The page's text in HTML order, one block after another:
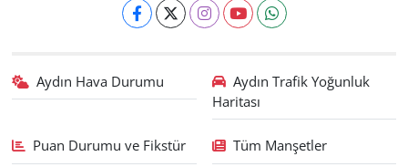
Aydın Hava Durumu
Aydın Trafik Yoğunluk
Haritası
Puan Durumu ve Fikstür Tüm Manşetler